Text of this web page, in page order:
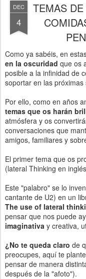
DEC
4
TEMAS
Como ya sabéis, en
en la oscuridad que os
posible a la infinidad de
soportar en las próximas
Por ello, como en años
temas que os harán
atmósfera y os
conversaciones que
amigos, familiares y
El primer tema que os
(lateral Thinking en
Este "palabro" se lo
cantante de U2) en un
The use of lateral
pensar que nos puede
imaginativa y creativa,
¿No te queda claro de
preocupes, aquí te
pensar de manera
después de la "afoto").